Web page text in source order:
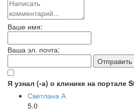
Ваше имя:
Ваша эл. почта:
Я узнал (-а) о клинике на портале
Светлана А
5.0